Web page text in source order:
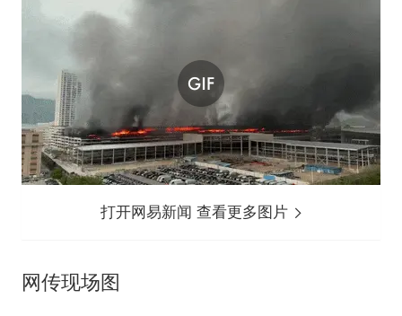
打开网易新闻 查看更多图片
网传现场图